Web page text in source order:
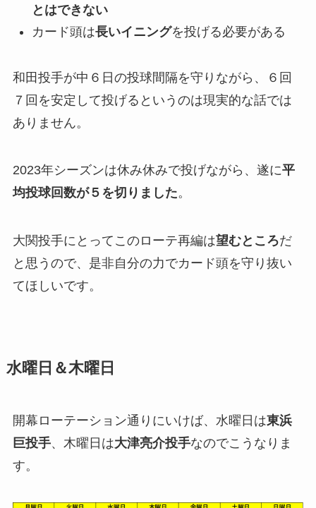
とはできない
カード頭は長いイニングを投げる必要がある
和田投手が中６日の投球間隔を守りながら、６回
７回を安定して投げるというのは現実的な話では
ありません。
2023年シーズンは休み休みで投げながら、遂に平
均投球回数が５を切りました。
大関投手にとってこのローテ再編は望むところだ
と思うので、是非自分の力でカード頭を守り抜い
てほしいです。
水曜日＆木曜日
開幕ローテーション通りにいけば、水曜日は東浜
巨投手、木曜日は大津亮介投手なのでこうなりま
す。